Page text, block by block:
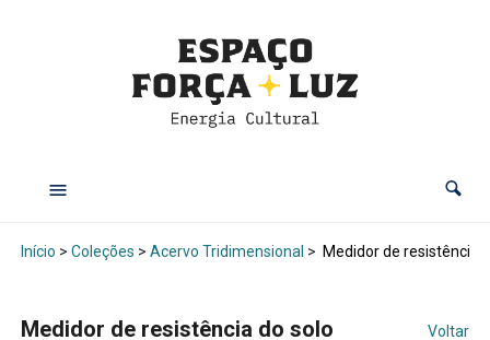
Início > Coleções > Acervo Tridimensional > Medidor de resistência
Medidor de resistência do solo Voltar